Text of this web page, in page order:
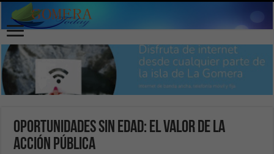
Oportunidades sin edad: el valor de la
acción pública